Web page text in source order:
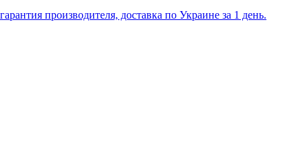
производителя, доставка по Украине за 1 день.